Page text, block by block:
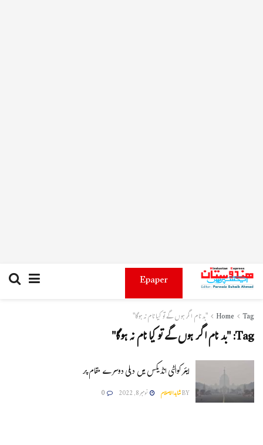
Epaper
Home Tag "بد نام اگر ہوں گے تو کیا نام نہ ہوگا"
Tag:"بد نام اگر ہوں گے تو کیا نام نہ ہوگا"
ایئر کوالٹی انڈیکس میں دہلی دوسرے مقام پر
BYشاہدالاسلام نومبر 8, 2022 0